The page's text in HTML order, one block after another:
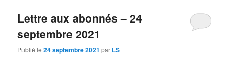
Lettre aux abonnés – 24
septembre 2021
Publié le24 septembre 2021 par LS